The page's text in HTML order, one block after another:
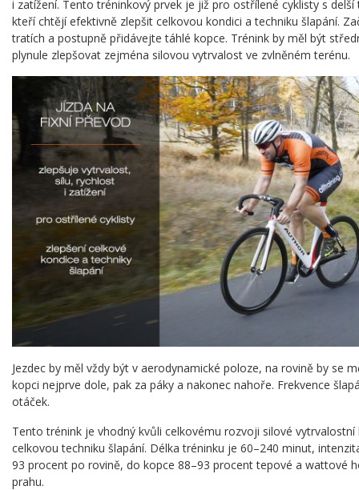
i zatížení. Tento tréninkový prvek je již pro ostřílené cyklisty s
kteří chtějí efektivně zlepšit celkovou kondici a techniku šlapání.
tratích a postupně přidávejte táhlé kopce. Trénink by měl být
plynule zlepšovat zejména silovou vytrvalost ve zvlněném terénu.
Jezdec by měl vždy být v aerodynamické poloze, na rovině by se
kopci nejprve dole, pak za páky a nakonec nahoře. Frekvence
otáček.
Tento trénink je vhodný kvůli celkovému rozvoji silové vytrvalostní
celkovou techniku šlapání. Délka tréninku je 60–240 minut,
93 procent po rovině, do kopce 88–93 procent tepové a wattové
prahu.